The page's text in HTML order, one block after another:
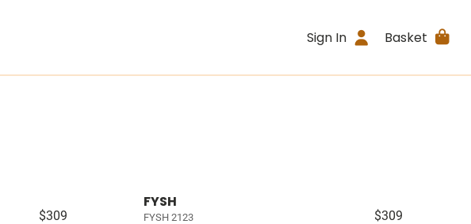
Sign In Basket
$309
FYSH
FYSH 2123 $309